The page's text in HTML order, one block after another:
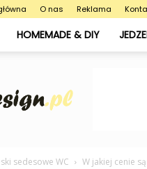
O nas Reklama
HOMEMADE & DIY
sedesowe WC W jakiej cenie